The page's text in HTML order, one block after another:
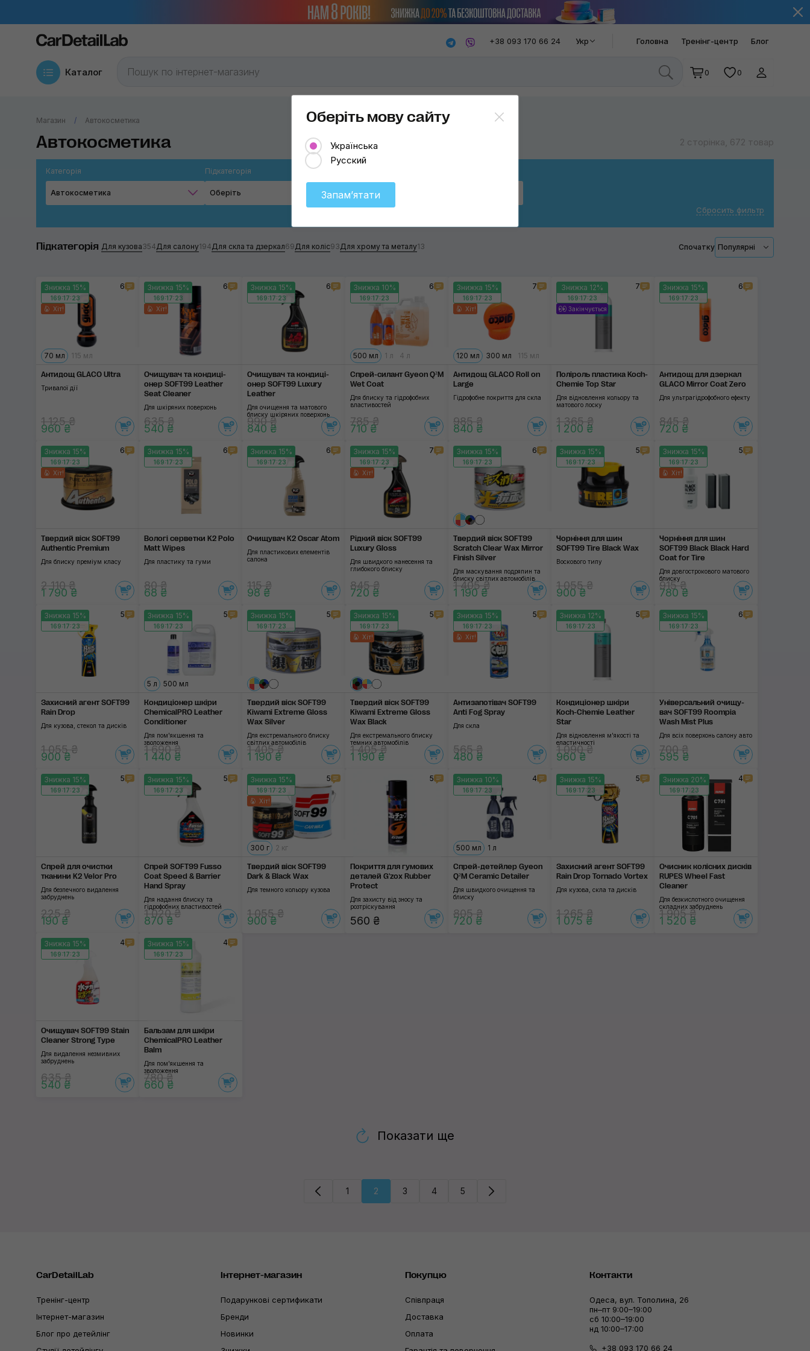
+38 093 170 66 24 Укр Головна Тренінг-центр Блог
Каталог 0 0
Магазин Автокосметика
Автокосметика 2 сторінка, 672 товар
Категорія
Автокосметика
Підкатегорія
Оберіть Оберіть
Wizard
Turtle Wax
QJUTSU
Ekokemica
Koch-Chemie
Gyeon
G'zox
Glaco
ChemicalPro
CarPro
Onifly
SOFT99
SGCB
Застосувати
Сбросить фильтр
Підкатегорія Для кузова354Для салону194Для скла та дзеркал69Для коліс93Для хрому та металу13 Спочатку Популярні
Знижка 15%
169:17:22
Хіт!
6
70 мл 115 мл
Антидощ GLACO Ultra
Тривалої дії
1 125 ₴
960 ₴
Знижка 15%
169:17:22
Хіт!
6
Очищувач та кондиці­
онер SOFT99 Leather
Seat Cleaner
Для шкіряних поверхонь
635 ₴
540 ₴
Знижка 15%
169:17:22
6
Очищувач та кондиці­
онер SOFT99 Luxury
Leather
Для очищення та матового
блиску шкіряних поверхонь
990 ₴
840 ₴
Знижка 10%
169:17:22
6
500 мл 1 л 4 л
Спрей-силант Gyeon Q²M
Wet Coat
Для блиску та гідрофобних
властивостей
785 ₴
710 ₴
Знижка 15%
169:17:22
Хіт!
7
120 мл 300 мл 115 мл
Антидощ GLACO Roll on
Large
Гідрофобне покриття для скла
985 ₴
840 ₴
Знижка 12%
169:17:22
Закінчується
7
Поліроль пластика Koch-
Chemie Top Star
Для відновлення кольору та
матового лоску
1 365 ₴
1 200 ₴
Знижка 15%
169:17:22
6
Антидощ для дзеркал
GLACO Mirror Coat Zero
Для ультрагідрофобного ефекту
845 ₴
720 ₴
Знижка 15%
169:17:22
Хіт!
6
Твердий віск SOFT99
Authentic Premium
Для блиску преміум класу
2 110 ₴
1 790 ₴
Знижка 15%
169:17:22
6
Вологі серветки K2 Polo
Matt Wipes
Для пластику та гуми
80 ₴
68 ₴
Знижка 15%
169:17:22
6
Очищувач K2 Oscar Atom
Для пластикових елементів
салона
115 ₴
98 ₴
Знижка 15%
169:17:22
Хіт!
7
Рідкий віск SOFT99
Luxury Gloss
Для швидкого нанесення та
глибокого блиску
845 ₴
720 ₴
Знижка 15%
169:17:22
6
Твердий віск SOFT99
Scratch Clear Wax Mirror
Finish Silver
Для маскування подряпин та
блиску світлих автомобілів
1 405 ₴
1 190 ₴
Знижка 15%
169:17:22
5
Чорніння для шин
SOFT99 Tire Black Wax
Воскового типу
1 055 ₴
900 ₴
Знижка 15%
169:17:22
Хіт!
5
Чорніння для шин
SOFT99 Black Black Hard
Coat for Tire
Для довгострокового матового
блиску
915 ₴
780 ₴
Знижка 15%
169:17:22
5
Захисний агент SOFT99
Rain Drop
Для кузова, стекол та дисків
1 055 ₴
900 ₴
Знижка 15%
169:17:22
5
5 л 500 мл
Кондиціонер шкіри
ChemicalPRO Leather
Conditioner
Для пом'якшення та
зволоження
1 690 ₴
1 440 ₴
Знижка 15%
169:17:22
5
Твердий віск SOFT99
Kiwami Extreme Gloss
Wax Silver
Для екстремального блиску
світлих автомобілів
1 405 ₴
1 190 ₴
Знижка 15%
169:17:22
Хіт!
5
Твердий віск SOFT99
Kiwami Extreme Gloss
Wax Black
Для екстремального блиску
темних автомобілів
1 405 ₴
1 190 ₴
Знижка 15%
169:17:22
Хіт!
5
Антизапотівач SOFT99
Anti Fog Spray
Для скла
565 ₴
480 ₴
Знижка 12%
169:17:22
5
Кондиціонер шкіри
Koch-Chemie Leather
Star
Для відновлення м'якості та
еластичності
1 090 ₴
960 ₴
Знижка 15%
169:17:22
6
Універсальний очищу­
вач SOFT99 Roompia
Wash Mist Plus
Для всіх поверхонь салону авто
700 ₴
595 ₴
Знижка 15%
169:17:22
5
Спрей для очистки
тканини K2 Velor Pro
Для безпечного видалення
забруднень
225 ₴
190 ₴
Знижка 15%
169:17:22
5
Спрей SOFT99 Fusso
Coat Speed & Barrier
Hand Spray
Для надання блиску та
гідрофобних властивостей
1 020 ₴
870 ₴
Знижка 15%
169:17:22
Хіт!
5
300 г 2 кг
Твердий віск SOFT99
Dark & Black Wax
Для темного кольору кузова
1 055 ₴
900 ₴
5
Покриття для гумових
деталей G'zox Rubber
Protect
Для захисту від зносу та
розтріскування
560 ₴
Знижка 10%
169:17:22
4
500 мл 1 л
Спрей-детейлер Gyeon
Q²M Ceramic Detailer
Для швидкого очищення та
блиску
805 ₴
720 ₴
Знижка 15%
169:17:22
5
Захисний агент SOFT99
Rain Drop Tornado Vortex
Для кузова, скла та дисків
1 265 ₴
1 075 ₴
Знижка 20%
169:17:22
4
Очисник колісних дисків
RUPES Wheel Fast
Cleaner
Для безкислотного очищення
складних забруднень
1 905 ₴
1 520 ₴
Знижка 15%
169:17:22
4
Очищувач SOFT99 Stain
Cleaner Strong Type
Для видалення незмивних
забруднень
635 ₴
540 ₴
Знижка 15%
169:17:22
4
Бальзам для шкіри
ChemicalPRO Leather
Balm
Для пом'якшення та
зволоження
780 ₴
660 ₴
Показати ще
1 2 3 4 5
CarDetailLab
Тренінг-центр
Інтернет-магазин
Блог про детейлінг
Інтернет-магазин
Подарункові сертификати
Бренди
Новинки
Покупцю
Співпраця
Доставка
Оплата
Контакти
Одеса, вул. Тополина, 26
пн–пт 9:00–19:00
сб 10:00–19:00
нд 10:00–17:00
+38 093 170 66 24
Оберіть мову сайту
Українська
Русский
Запамʼятати